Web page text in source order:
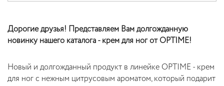
Дорогие друзья! Представляем Вам долгожданную
новинку нашего каталога - крем для ног от OPTIME!
Новый и долгожданный продукт в линейке OPTIME - крем
для ног с нежным цитрусовым ароматом, который подарит